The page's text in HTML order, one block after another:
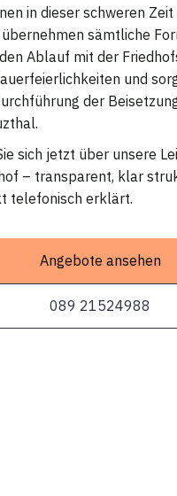
in dieser schweren
übernehmen sämtliche
Ablauf mit der
und
der
sich jetzt über unsere
– transparent, klar
telefonisch erklärt.
Angebote ansehen
089 21524988